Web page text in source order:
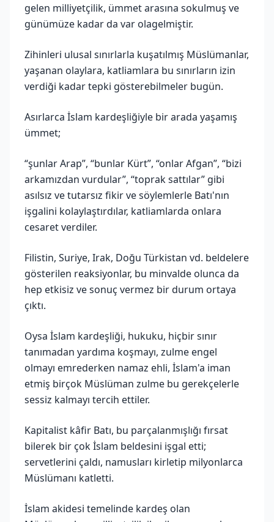
gelen milliyetçilik, ümmet arasına sokulmuş ve
günümüze kadar da var olagelmiştir.
Zihinleri ulusal sınırlarla kuşatılmış Müslümanlar,
yaşanan olaylara, katliamlara bu sınırların izin
verdiği kadar tepki gösterebilmeler bugün.
Asırlarca İslam kardeşliğiyle bir arada yaşamış
ümmet;
“şunlar Arap”, “bunlar Kürt”, “onlar Afgan”, “bizi
arkamızdan vurdular”, “toprak sattılar” gibi
asılsız ve tutarsız fikir ve söylemlerle Batı'nın
işgalini kolaylaştırdılar, katliamlarda onlara
cesaret verdiler.
Filistin, Suriye, Irak, Doğu Türkistan vd. beldelere
gösterilen reaksiyonlar, bu minvalde olunca da
hep etkisiz ve sonuç vermez bir durum ortaya
çıktı.
Oysa İslam kardeşliği, hukuku, hiçbir sınır
tanımadan yardıma koşmayı, zulme engel
olmayı emrederken namaz ehli, İslam'a iman
etmiş birçok Müslüman zulme bu gerekçelerle
sessiz kalmayı tercih ettiler.
Kapitalist kâfir Batı, bu parçalanmışlığı fırsat
bilerek bir çok İslam beldesini işgal etti;
servetlerini çaldı, namusları kirletip milyonlarca
Müslümanı katletti.
İslam akidesi temelinde kardeş olan